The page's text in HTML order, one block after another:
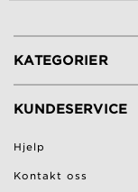
KATEGORIER
KUNDESERVICE
Hjelp
Kontakt oss